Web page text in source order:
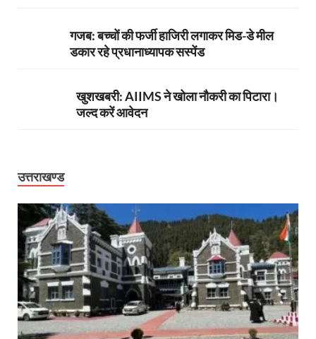
गजब: बच्चों की फर्जी हाजिरी लगाकर मिड-डे मील
डकार रहे प्रधानाध्यापक सस्पेंड
खुशखबरी: AIIMS ने खोला नौकरी का पिटारा।
जल्द करें आवेदन
उत्तराखण्ड